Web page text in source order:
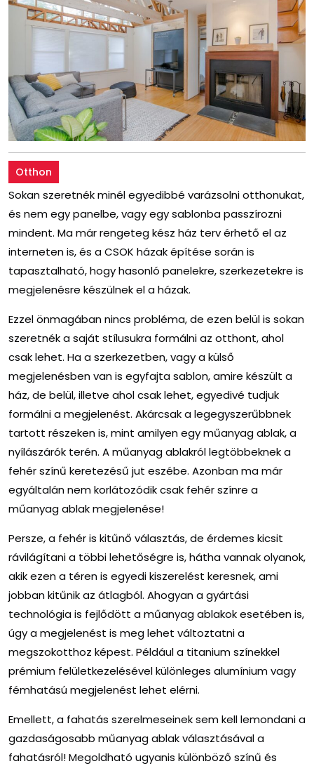
Otthon
Sokan szeretnék minél egyedibbé varázsolni otthonukat,
és nem egy panelbe, vagy egy sablonba passzírozni
mindent. Ma már rengeteg kész ház terv érhető el az
interneten is, és a CSOK házak építése során is
tapasztalható, hogy hasonló panelekre, szerkezetekre is
megjelenésre készülnek el a házak.
Ezzel önmagában nincs probléma, de ezen belül is sokan
szeretnék a saját stílusukra formálni az otthont, ahol
csak lehet. Ha a szerkezetben, vagy a külső
megjelenésben van is egyfajta sablon, amire készült a
ház, de belül, illetve ahol csak lehet, egyedivé tudjuk
formálni a megjelenést. Akárcsak a legegyszerűbbnek
tartott részeken is, mint amilyen egy műanyag ablak, a
nyílászárók terén. A műanyag ablakról legtöbbeknek a
fehér színű keretezésű jut eszébe. Azonban ma már
egyáltalán nem korlátozódik csak fehér színre a
műanyag ablak megjelenése!
Persze, a fehér is kitűnő választás, de érdemes kicsit
rávilágítani a többi lehetőségre is, hátha vannak olyanok,
akik ezen a téren is egyedi kiszerelést keresnek, ami
jobban kitűnik az átlagból. Ahogyan a gyártási
technológia is fejlődött a műanyag ablakok esetében is,
úgy a megjelenést is meg lehet változtatni a
megszokotthoz képest. Például a titanium színekkel
prémium felületkezelésével különleges alumínium vagy
fémhatású megjelenést lehet elérni.
Emellett, a fahatás szerelmeseinek sem kell lemondani a
gazdaságosabb műanyag ablak választásával a
fahatásról! Megoldható ugyanis különböző színű és